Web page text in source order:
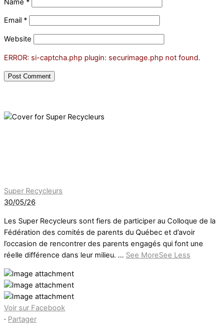
Name *
Email *
Website
ERROR: si-captcha.php plugin: securimage.php not found.
Super Recycleurs
30/05/26
Les Super Recycleurs sont fiers de participer au Colloque de la
Fédération des comités de parents du Québec et d’avoir
l’occasion de rencontrer des parents engagés qui font une
réelle différence dans leur milieu. ... See MoreSee Less
Voir sur Facebook
· Partager